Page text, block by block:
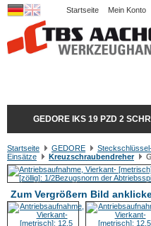
Startseite Mein Konto
GEDORE IKS 19 PZD 2
Startseite GEDORE
Einsätze
Kreuzschraubendreher
Zum Vergrößern Bild